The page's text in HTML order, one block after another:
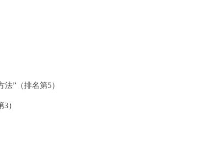
”（排名第5）
）